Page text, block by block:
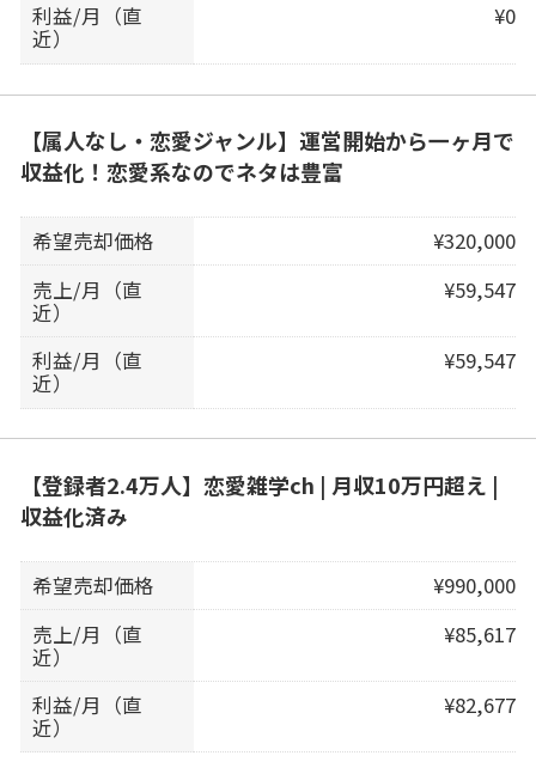
利益/月（直
近）
¥0
【属人なし・恋愛ジャンル】運営開始から一ヶ月で
収益化！恋愛系なのでネタは豊富
希望売却価格
¥320,000
売上/月（直
近）
¥59,547
利益/月（直
近）
¥59,547
【登録者2.4万人】恋愛雑学ch | 月収10万円超え |
収益化済み
希望売却価格
¥990,000
売上/月（直
近）
¥85,617
利益/月（直
近）
¥82,677